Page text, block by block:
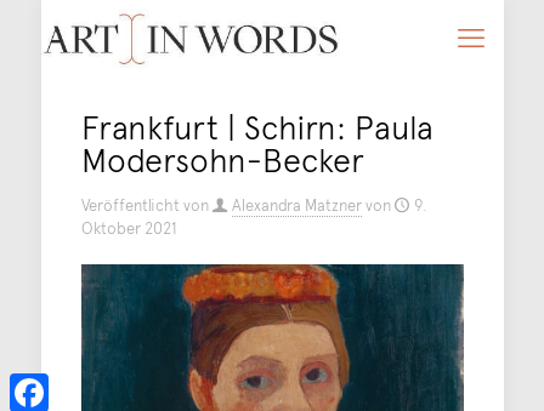
Frankfurt | Schirn: Paula
Modersohn-Becker
Veröffentlicht von Alexandra Matznervon
9.
Oktober 2021